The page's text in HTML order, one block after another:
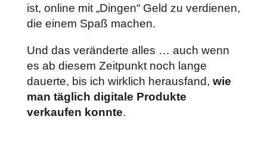
ist, online mit „Dingen“ Geld zu verdienen,
die einem Spaß machen.
Und das veränderte alles … auch wenn
es ab diesem Zeitpunkt noch lange
dauerte, bis ich wirklich herausfand, wie
man täglich digitale Produkte
verkaufen konnte.